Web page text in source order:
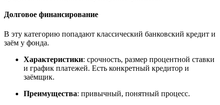
Долговое финансирование
В эту категорию попадают классический банковский кредит и
заём у фонда.
Характеристики: срочность, размер процентной ставки
и график платежей. Есть конкретный кредитор и
заёмщик.
Преимущества: привычный, понятный процесс.